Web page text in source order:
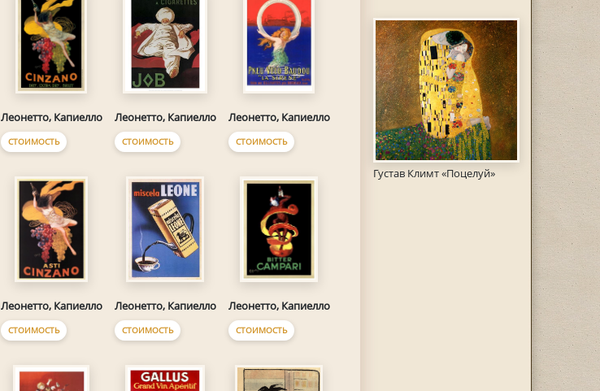
Густав Климт «Поцелуй»
Леонетто, Капиелло
СТОИМОСТЬ
Леонетто, Капиелло
СТОИМОСТЬ
Леонетто, Капиелло
СТОИМОСТЬ
Леонетто, Капиелло
СТОИМОСТЬ
Леонетто, Капиелло
СТОИМОСТЬ
Леонетто, Капиелло
СТОИМОСТЬ